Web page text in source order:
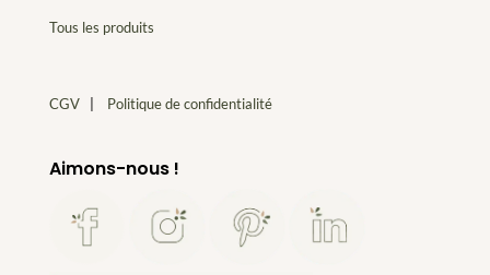
Tous les produits
CGV| Politique de confidentialité
Aimons-nous !